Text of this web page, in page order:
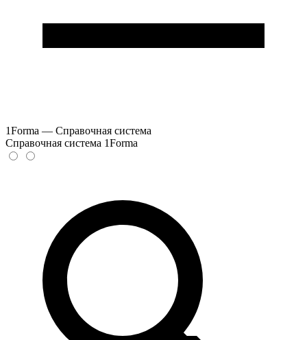
1Forma — Справочная система
Справочная система 1Forma